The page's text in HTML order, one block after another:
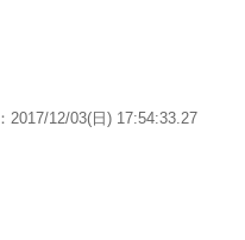
：2017/12/03(日) 17:54:33.27